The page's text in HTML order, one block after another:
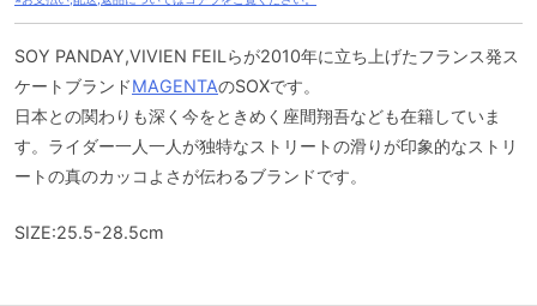
SOY PANDAY,VIVIEN FEILらが2010年に立ち上げたフランス発ス
ケートブランドMAGENTAのSOXです。
日本との関わりも深く今をときめく座間翔吾なども在籍していま
す。ライダー一人一人が独特なストリートの滑りが印象的なストリ
ートの真のカッコよさが伝わるブランドです。
SIZE:25.5-28.5cm